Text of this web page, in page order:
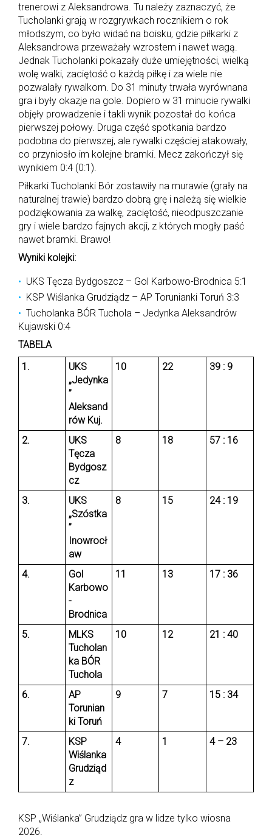
trenerowi z Aleksandrowa. Tu należy zaznaczyć, że
Tucholanki grają w rozgrywkach rocznikiem o rok
młodszym, co było widać na boisku, gdzie piłkarki z
Aleksandrowa przeważały wzrostem i nawet wagą.
Jednak Tucholanki pokazały duże umiejętności, wielką
wolę walki, zaciętość o każdą piłkę i za wiele nie
pozwalały rywalkom. Do 31 minuty trwała wyrównana
gra i były okazje na gole. Dopiero w 31 minucie rywalki
objęły prowadzenie i takli wynik pozostał do końca
pierwszej połowy. Druga część spotkania bardzo
podobna do pierwszej, ale rywalki częściej atakowały,
co przyniosło im kolejne bramki. Mecz zakończył się
wynikiem 0:4 (0:1).
Piłkarki Tucholanki Bór zostawiły na murawie (grały na
naturalnej trawie) bardzo dobrą grę i należą się wielkie
podziękowania za walkę, zaciętość, nieodpuszczanie
gry i wiele bardzo fajnych akcji, z których mogły paść
nawet bramki. Brawo!
Wyniki kolejki:
UKS Tęcza Bydgoszcz – Gol Karbowo-Brodnica 5:1
KSP Wiślanka Grudziądz – AP Torunianki Toruń 3:3
Tucholanka BÓR Tuchola – Jedynka Aleksandrów
Kujawski 0:4
TABELA
1.
UKS
„Jedynka
”
Aleksand
rów Kuj.
10 22 39 : 9
2.
UKS
Tęcza
Bydgosz
cz
8 18 57 : 16
3.
UKS
„Szóstka
”
Inowrocł
aw
8 15 24 : 19
4.
Gol
Karbowo
-
Brodnica
11 13 17 : 36
5.
MLKS
Tucholan
ka BÓR
Tuchola
10 12 21 : 40
6.
AP
Torunian
ki Toruń
9 7 15 : 34
7.
KSP
Wiślanka
Grudziąd
z
4 1 4 – 23
KSP „Wiślanka” Grudziądz gra w lidze tylko wiosna
2026.